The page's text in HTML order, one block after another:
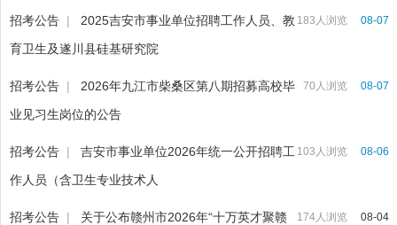
08-07
183人浏览
招考公告 |
2025吉安市事业单位招聘工作人员、教
育卫生及遂川县硅基研究院
08-07
70人浏览
招考公告 |
2026年九江市柴桑区第八期招募高校毕
业见习生岗位的公告
08-06
103人浏览
招考公告 |
吉安市事业单位2026年统一公开招聘工
作人员（含卫生专业技术人
08-04
174人浏览
招考公告 |
关于公布赣州市2026年“十万英才聚赣